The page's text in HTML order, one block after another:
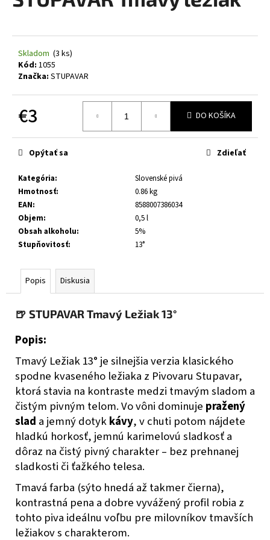
5
hviezdičiek.
Skladom (3 ks)
Kód: 1055
Značka: STUPAVAR
€3
cena:
DO KOŠÍKA
Kategória:
Slovenské pivá
Hmotnosť:
0.86 kg
EAN:
8588007386034
Objem:
0,5 l
Obsah alkoholu:
5%
Stupňovitosť: 13°
Opýtať sa Zdieľať
Popis Diskusia
🍺 STUPAVAR Tmavý Ležiak 13°
Popis:
Tmavý Ležiak 13° je silnejšia verzia klasického
spodne kvaseného ležiaka z Pivovaru Stupavar,
ktorá stavia na kontraste medzi tmavým sladom a
čistým pivným telom. Vo vôni dominuje pražený
slad a jemný dotykkávy, v chuti potom nájdete
hladkú horkosť, jemnú kari­melovú sladkosť a
dôraz na čistý pivný charakter – bez prehnanej
sladkosti či ťažkého telesa.
Tmavá farba (sýto hnedá až takmer čierna),
kontrastná pena a dobre vyvážený profil robia z
tohto piva ideálnu voľbu pre milovníkov tmavších
ležiakov s charakterom.
j
s
?
HĽADAŤ
O
d
p
o
m
e
OLD
COCK
SKALP
€4,95